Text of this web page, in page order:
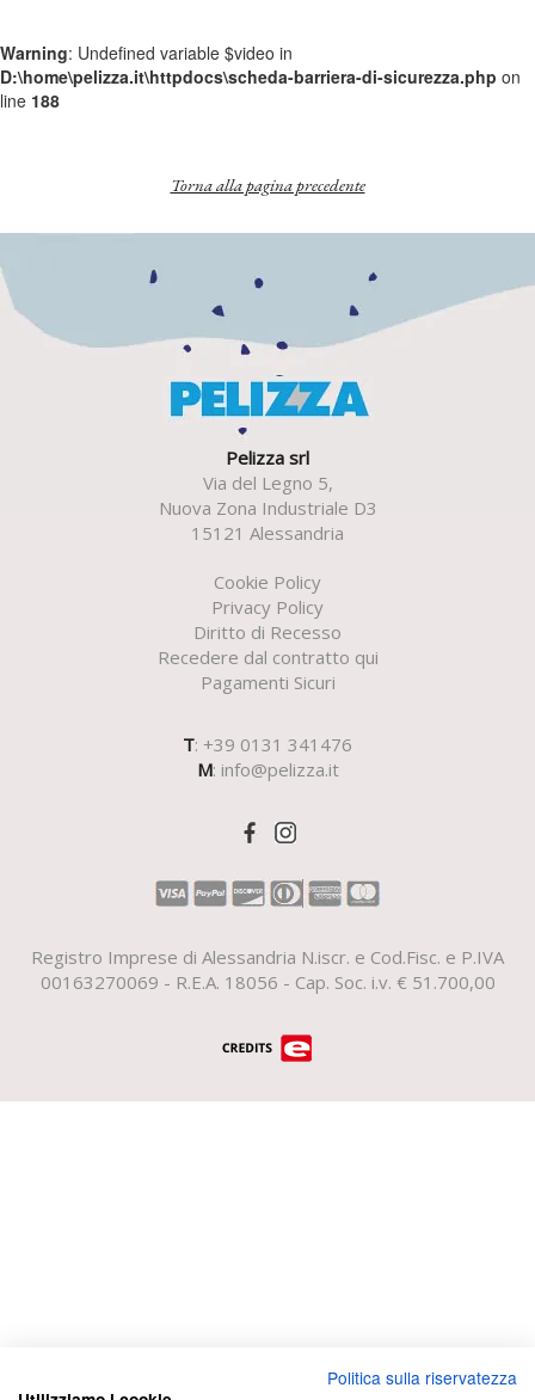
Warning: Undefined variable $video in
D:\home\pelizza.it\httpdocs\scheda-barriera-di-sicurezza.php on
line 188
Torna alla pagina precedente
Pelizza srl
Via del Legno 5,
Nuova Zona Industriale D3
15121 Alessandria
Cookie Policy
Privacy Policy
Diritto di Recesso
Recedere dal contratto qui
Pagamenti Sicuri
T: +39 0131 341476
M: info@pelizza.it
Registro Imprese di Alessandria N.iscr. e Cod.Fisc. e P.IVA
00163270069 - R.E.A. 18056 - Cap. Soc. i.v. € 51.700,00
Politica sulla riservatezza